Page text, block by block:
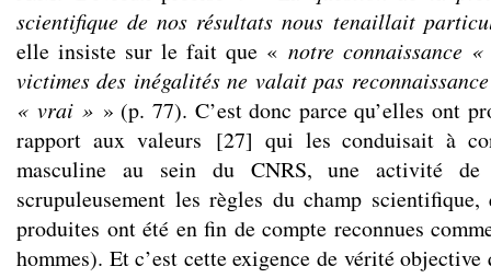
scientifique de nos résultats nous tenaillait
elle insiste sur le fait que « notre connaissance
victimes des inégalités ne valait pas
« vrai » » (p. 77). C’est donc parce qu’elles ont
rapport aux valeurs [27] qui les conduisait à
masculine au sein du CNRS, une activité de
scrupuleusement les règles du champ scientifique,
produites ont été en fin de compte reconnues
hommes). Et c’est cette exigence de vérité